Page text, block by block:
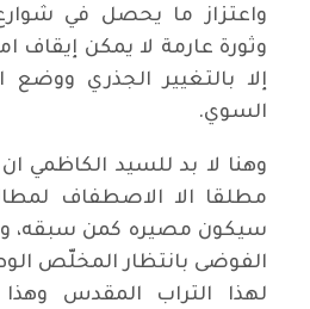
واعتزاز ما يحصل في
وثورة عارمة لا يمكن إيقاف
إلا بالتغيير الجذري ووضع
السوي.
وهنا لا بد للسيد الكاظمي
مطلقا الا الاصطفاف
سيكون مصيره كمن سبقه،
الفوضى بانتظار المخلّص
لهذا التراب المقدس